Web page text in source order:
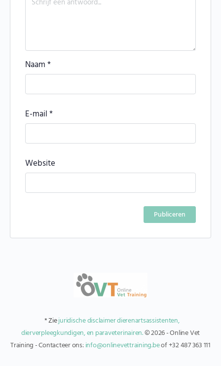
Naam*
E-mail*
Website
* Ziejuridische disclaimer dierenartsassistenten,
dierverpleegkundigen, en paraveterinairen.© 2026 - Online Vet
Training - Contacteer ons:info@onlinevettraining.beof +32 487 363 111